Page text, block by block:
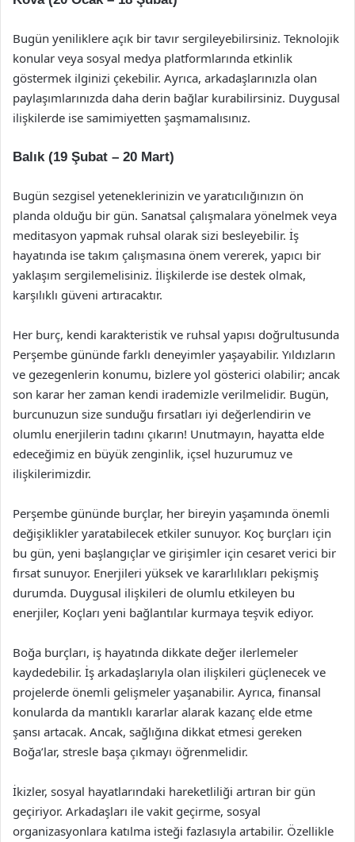
Bugün yeniliklere açık bir tavır sergileyebilirsiniz. Teknolojik
konular veya sosyal medya platformlarında etkinlik
göstermek ilginizi çekebilir. Ayrıca, arkadaşlarınızla olan
paylaşımlarınızda daha derin bağlar kurabilirsiniz. Duygusal
ilişkilerde ise samimiyetten şaşmamalısınız.
Balık (19 Şubat – 20 Mart)
Bugün sezgisel yeteneklerinizin ve yaratıcılığınızın ön
planda olduğu bir gün. Sanatsal çalışmalara yönelmek veya
meditasyon yapmak ruhsal olarak sizi besleyebilir. İş
hayatında ise takım çalışmasına önem vererek, yapıcı bir
yaklaşım sergilemelisiniz. İlişkilerde ise destek olmak,
karşılıklı güveni artıracaktır.
Her burç, kendi karakteristik ve ruhsal yapısı doğrultusunda
Perşembe gününde farklı deneyimler yaşayabilir. Yıldızların
ve gezegenlerin konumu, bizlere yol gösterici olabilir; ancak
son karar her zaman kendi irademizle verilmelidir. Bugün,
burcunuzun size sunduğu fırsatları iyi değerlendirin ve
olumlu enerjilerin tadını çıkarın! Unutmayın, hayatta elde
edeceğimiz en büyük zenginlik, içsel huzurumuz ve
ilişkilerimizdir.
Perşembe gününde burçlar, her bireyin yaşamında önemli
değişiklikler yaratabilecek etkiler sunuyor. Koç burçları için
bu gün, yeni başlangıçlar ve girişimler için cesaret verici bir
fırsat sunuyor. Enerjileri yüksek ve kararlılıkları pekişmiş
durumda. Duygusal ilişkileri de olumlu etkileyen bu
enerjiler, Koçları yeni bağlantılar kurmaya teşvik ediyor.
Boğa burçları, iş hayatında dikkate değer ilerlemeler
kaydedebilir. İş arkadaşlarıyla olan ilişkileri güçlenecek ve
projelerde önemli gelişmeler yaşanabilir. Ayrıca, finansal
konularda da mantıklı kararlar alarak kazanç elde etme
şansı artacak. Ancak, sağlığına dikkat etmesi gereken
Boğa’lar, stresle başa çıkmayı öğrenmelidir.
İkizler, sosyal hayatlarındaki hareketliliği artıran bir gün
geçiriyor. Arkadaşları ile vakit geçirme, sosyal
organizasyonlara katılma isteği fazlasıyla artabilir. Özellikle